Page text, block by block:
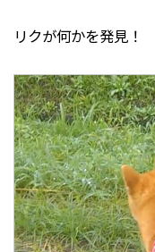
リクが何かを発見！